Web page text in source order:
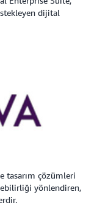
dijital
tasarım çözümleri
yönlendiren,